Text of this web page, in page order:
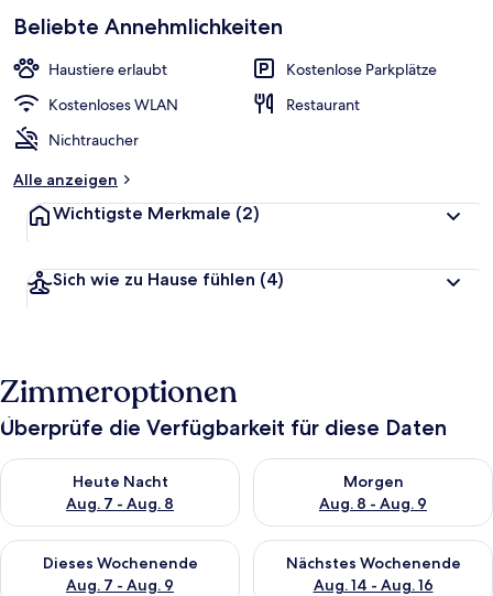
Restaurant
Beliebte Annehmlichkeiten
Haustiere erlaubt
Kostenlose Parkplätze
Kostenloses WLAN
Restaurant
Nichtraucher
Alle anzeigen
Wichtigste Merkmale (2)
Sich wie zu Hause fühlen (4)
Zimmeroptionen
Überprüfe die Verfügbarkeit für diese Daten
Heute Nacht
Aug. 7 - Aug. 8
Überprüfe die Verfügbarkeit für heute Nacht, Aug. 7 - Aug. 8.
Morgen
Aug. 8 - Aug. 9
Überprüfe die Verfügbarkeit
Dieses Wochenende
Aug. 7 - Aug. 9
Überprüfe die Verfügbarkeit für dieses Wochenende, Aug. 7
Nächstes Wochenende
Aug. 14 - Aug. 16
Überprüfe die Verfügbarkeit